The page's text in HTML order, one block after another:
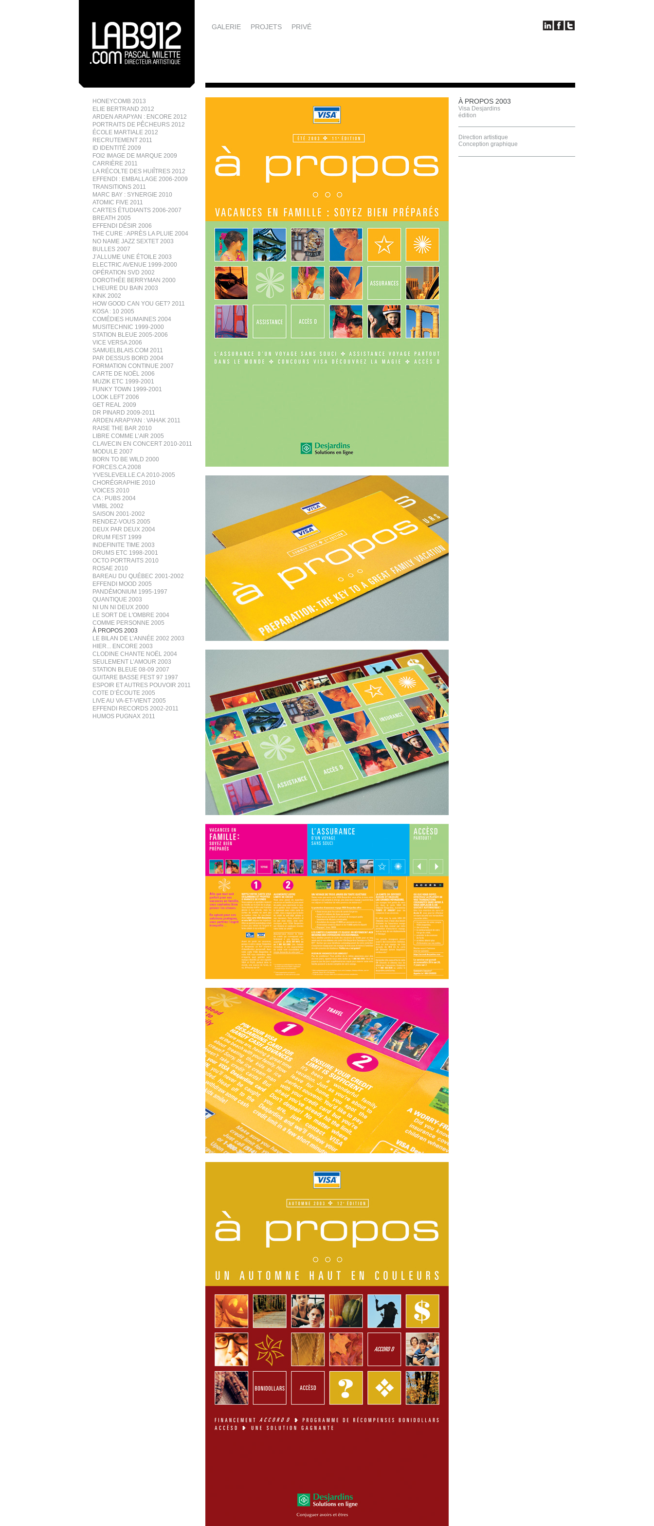
HONEYCOMB 2013
ELIE BERTRAND 2012
ARDEN ARAPYAN : ENCORE 2012
PORTRAITS DE PÊCHEURS 2012
ÉCOLE MARTIALE 2012
RECRUTEMENT 2011
ID IDENTITÉ 2009
FOI2 IMAGE DE MARQUE 2009
CARRIÈRE 2011
LA RÉCOLTE DES HUIÎTRES 2012
EFFENDI : EMBALLAGE 2006-2009
TRANSITIONS 2011
MARC BAY : SYNERGIE 2010
ATOMIC FIVE 2011
CARTES ÉTUDIANTS 2006-2007
BREATH 2005
EFFENDI DÉSIR 2006
THE CURE : APRÈS LA PLUIE 2004
NO NAME JAZZ SEXTET 2003
BULLES 2007
J’ALLUME UNE ÉTOILE 2003
ELECTRIC AVENUE 1999-2000
OPÉRATION SVD 2002
DOROTHÉE BERRYMAN 2000
L’HEURE DU BAIN 2003
KINK 2002
HOW GOOD CAN YOU GET? 2011
KOSA : 10 2005
COMÉDIES HUMAINES 2004
MUSITECHNIC 1999-2000
STATION BLEUE 2005-2006
VICE VERSA 2006
SAMUELBLAIS.COM 2011
PAR DESSUS BORD 2004
FORMATION CONTINUE 2007
CARTE DE NOËL 2006
MUZIK ETC 1999-2001
FUNKY TOWN 1999-2001
LOOK LEFT 2006
GET REAL 2009
DR PINARD 2009-2011
ARDEN ARAPYAN : VAHAK 2011
RAISE THE BAR 2010
LIBRE COMME L’AIR 2005
CLAVECIN EN CONCERT 2010-2011
MODULE 2007
BORN TO BE WILD 2000
FORCES.CA 2008
YVESLEVEILLE.CA 2010-2005
CHORÉGRAPHIE 2010
VOICES 2010
CA : PUBS 2004
VMBL 2002
SAISON 2001-2002
RENDEZ-VOUS 2005
DEUX PAR DEUX 2004
DRUM FEST 1999
INDEFINITE TIME 2003
DRUMS ETC 1998-2001
OCTO PORTRAITS 2010
ROSAE 2010
BAREAU DU QUÉBEC 2001-2002
EFFENDI MOOD 2005
PANDÉMONIUM 1995-1997
QUANTIQUE 2003
NI UN NI DEUX 2000
LE SORT DE L'OMBRE 2004
COMME PERSONNE 2005
À PROPOS 2003
LE BILAN DE L’ANNÉE 2002 2003
HIER... ENCORE 2003
CLODINE CHANTE NOËL 2004
SEULEMENT L’AMOUR 2003
STATION BLEUE 08-09 2007
GUITARE BASSE FEST 97 1997
ESPOIR ET AUTRES POUVOIR 2011
COTE D’ÉCOUTE 2005
LIVE AU VA-ET-VIENT 2005
EFFENDI RECORDS 2002-2011
HUMOS PUGNAX 2011
GALERIE PROJETS PRIVÉ
À PROPOS 2003
Visa Desjardins
édition
Direction artistique
Conception graphique